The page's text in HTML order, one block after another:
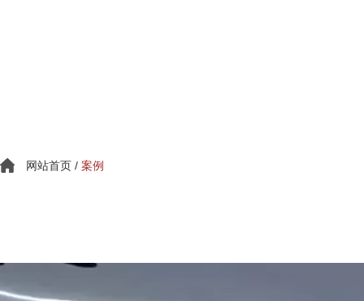
网站首页 / 案例